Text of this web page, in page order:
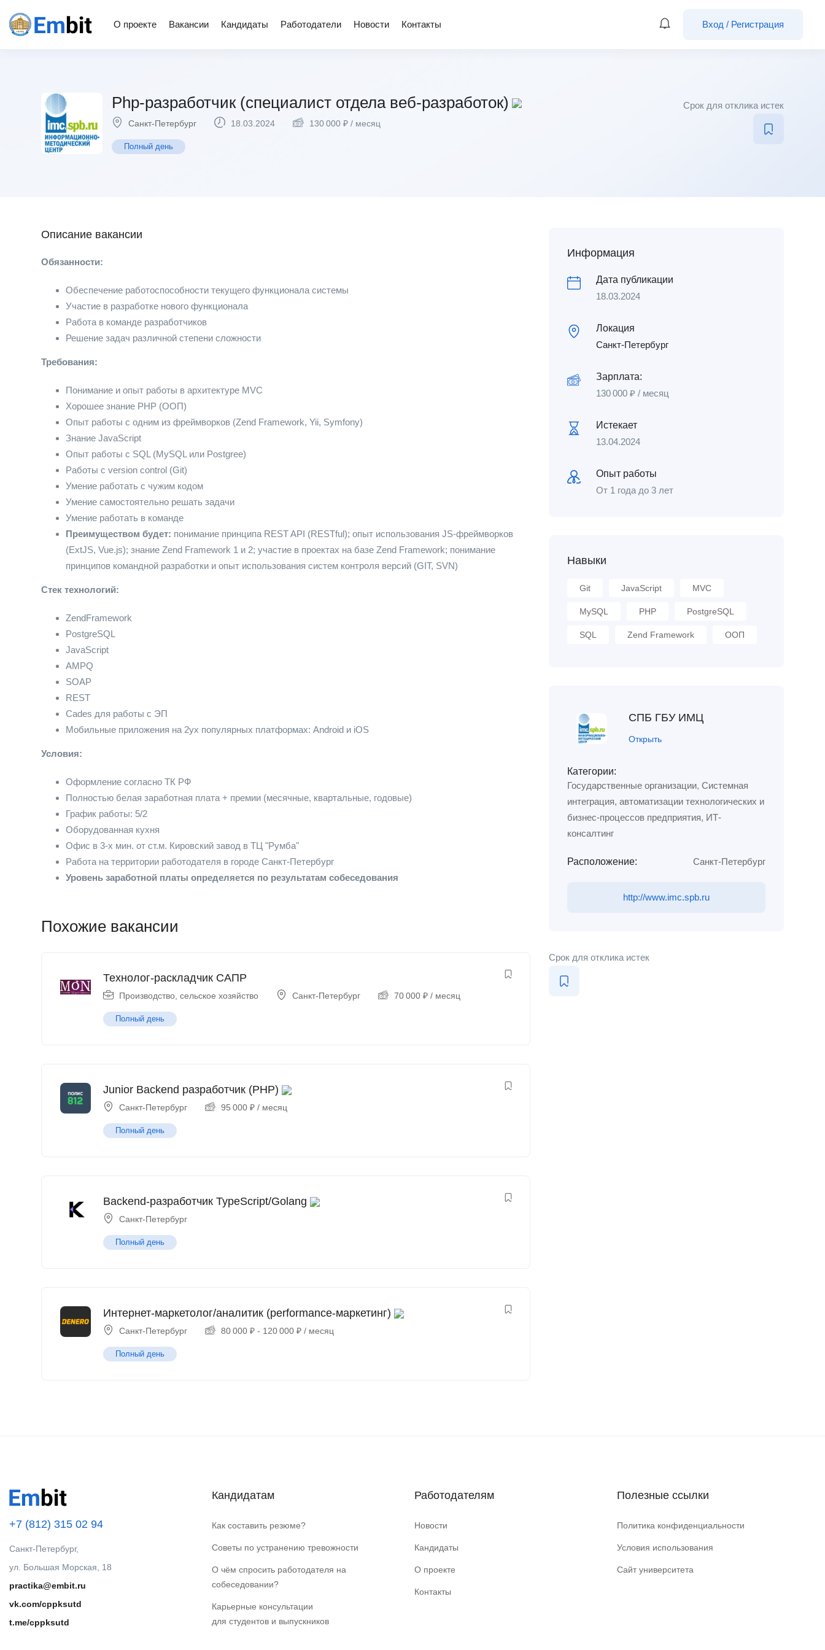
О проекте Вакансии Кандидаты Работодатели Новости Контакты Вход / Регистрация
Php-разработчик (специалист отдела веб-разработок)
Санкт-Петербург 18.03.2024 130 000 ₽ / месяц
Полный день
Срок для отклика истек
Описание вакансии
Обязанности:
Обеспечение работоспособности текущего функционала системы
Участие в разработке нового функционала
Работа в команде разработчиков
Решение задач различной степени сложности
Требования:
Понимание и опыт работы в архитектуре MVC
Хорошее знание PHP (ООП)
Опыт работы с одним из фреймворков (Zend Framework, Yii, Symfony)
Знание JavaScript
Опыт работы с SQL (MySQL или Postgree)
Работы с version control (Git)
Умение работать с чужим кодом
Умение самостоятельно решать задачи
Умение работать в команде
Преимуществом будет: понимание принципа REST API (RESTful); опыт использования JS-фреймворков
(ExtJS, Vue.js); знание Zend Framework 1 и 2; участие в проектах на базе Zend Framework; понимание
принципов командной разработки и опыт использования систем контроля версий (GIT, SVN)
Стек технологий:
ZendFramework
PostgreSQL
JavaScript
AMPQ
SOAP
REST
Cades для работы с ЭП
Мобильные приложения на 2ух популярных платформах: Android и iOS
Условия:
Оформление согласно ТК РФ
Полностью белая заработная плата + премии (месячные, квартальные, годовые)
График работы: 5/2
Оборудованная кухня
Офис в 3-х мин. от ст.м. Кировский завод в ТЦ "Румба"
Работа на территории работодателя в городе Санкт-Петербург
Уровень заработной платы определяется по результатам собеседования
Похожие вакансии
Технолог-раскладчик САПР
Производство, сельское хозяйство Санкт-Петербург 70 000 ₽ / месяц
Полный день
Junior Backend разработчик (PHP)
Санкт-Петербург 95 000 ₽ / месяц
Полный день
Backend-разработчик TypeScript/Golang
Санкт-Петербург
Полный день
Интернет-маркетолог/аналитик (performance-маркетинг)
Санкт-Петербург 80 000 ₽ - 120 000 ₽ / месяц
Полный день
Информация
Дата публикации
18.03.2024
Локация
Санкт-Петербург
Зарплата:
130 000 ₽ / месяц
Истекает
13.04.2024
Опыт работы
От 1 года до 3 лет
Навыки
Git JavaScript MVC
MySQL PHP PostgreSQL
SQL Zend Framework ООП
СПБ ГБУ ИМЦ
Открыть
Категории:
Государственные организации, Системная
интеграция, автоматизации технологических и
бизнес-процессов предприятия, ИТ-
консалтинг
Расположение: Санкт-Петербург
http://www.imc.spb.ru
Срок для отклика истек
+7 (812) 315 02 94
Санкт-Петербург,
ул. Большая Морская, 18
practika@embit.ru
vk.com/cppksutd
t.me/cppksutd
Кандидатам
Как составить резюме?
Советы по устранению тревожности
О чём спросить работодателя на
собеседовании?
Карьерные консультации
для студентов и выпускников
Работодателям
Новости
Кандидаты
О проекте
Контакты
Полезные ссылки
Политика конфиденциальности
Условия использования
Сайт университета